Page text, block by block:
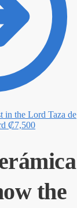
Taza de
₡7,500
the